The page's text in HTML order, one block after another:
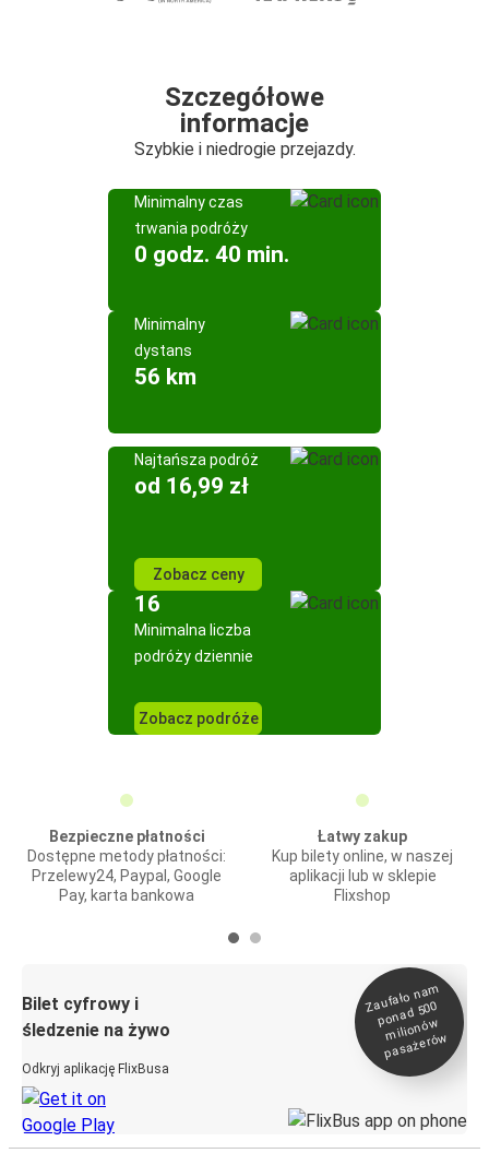
Szczegółowe
informacje
Szybkie i niedrogie przejazdy.
Minimalny czas
trwania podróży
0 godz. 40 min.
Minimalny
dystans
56 km
Najtańsza podróż
od 16,99 zł
Zobacz ceny
16
Minimalna liczba
podróży dziennie
Zobacz podróże
Bezpieczne płatności
Dostępne metody płatności:
Przelewy24, Paypal, Google
Pay, karta bankowa
Łatwy zakup
Kup bilety online, w naszej
aplikacji lub w sklepie
Flixshop
Bilet cyfrowy i
śledzenie na żywo
Odkryj aplikację FlixBusa
Zaufało na
m
ponad 500
milionó
w
pasażeró
w